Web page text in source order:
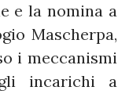
e la nomina a
Mascherpa,
i meccanismi
incarichi a